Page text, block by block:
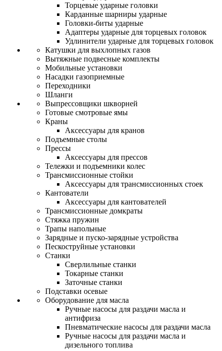
Торцевые ударные головки
Карданные шарниры ударные
Головки-биты ударные
Адаптеры ударные для торцевых головок
Удлинители ударные для торцевых головок
Катушки для выхлопных газов
Вытяжные подвесные комплекты
Мобильные установки
Насадки газоприемные
Переходники
Шланги
Выпрессовщики шкворней
Готовые смотровые ямы
Краны
Аксессуары для кранов
Подъемные столы
Прессы
Аксессуары для прессов
Тележки и подъемники колес
Трансмиссионные стойки
Аксессуары для трансмиссионных стоек
Кантователи
Аксессуары для кантователей
Трансмиссионные домкраты
Стяжка пружин
Трапы напольные
Зарядные и пуско-зарядные устройства
Пескоструйные установки
Станки
Сверлильные станки
Токарные станки
Заточные станки
Подставки осевые
Оборудование для масла
Ручные насосы для раздачи масла и
антифриза
Пневматические насосы для раздачи масла
Ручные насосы для раздачи масла и
дизельного топлива